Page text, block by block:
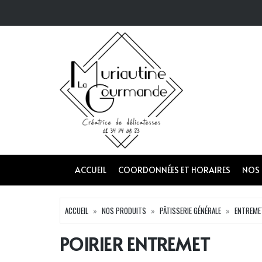
ACCUEIL COORDONNÉES ET HORAIRES NOS
ACCUEIL NOS PRODUITS PÂTISSERIE GÉNÉRALE
POIRIER ENTREMET